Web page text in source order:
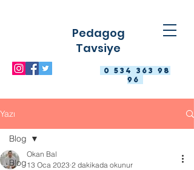
0 534 363 98
96
Pedagog
Tavsiye
Yazı
Blog
Blog
Okan Bal
13 Oca 2023 2 dakikada okunur